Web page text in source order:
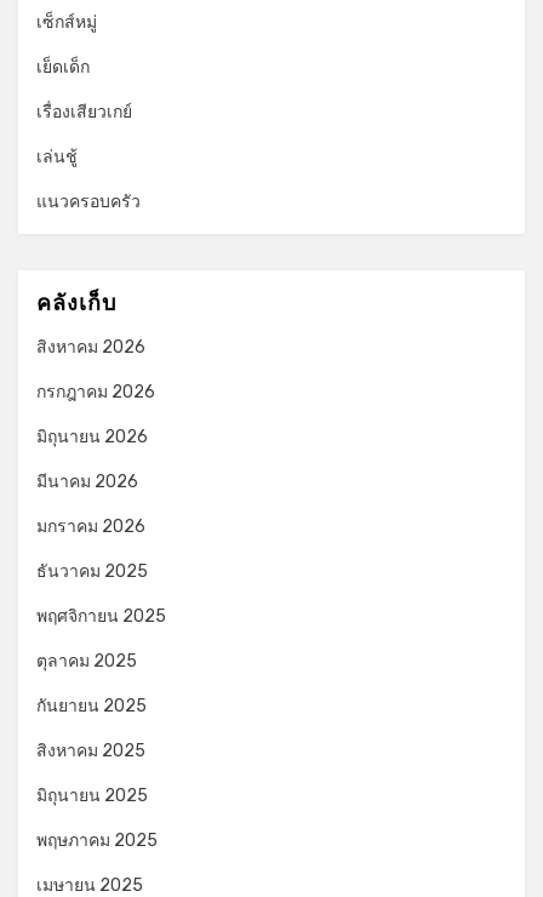
เซ็กส์หมู่
เย็ดเด็ก
เรื่องเสียวเกย์
เล่นชู้
แนวครอบครัว
คลังเก็บ
สิงหาคม 2026
กรกฎาคม 2026
มิถุนายน 2026
มีนาคม 2026
มกราคม 2026
ธันวาคม 2025
พฤศจิกายน 2025
ตุลาคม 2025
กันยายน 2025
สิงหาคม 2025
มิถุนายน 2025
พฤษภาคม 2025
เมษายน 2025